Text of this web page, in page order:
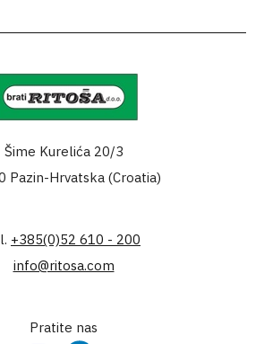
Šime Kurelića 20/3
Pazin-Hrvatska (Croatia)
+385(0)52 610 - 200
info@ritosa.com
Pratite nas